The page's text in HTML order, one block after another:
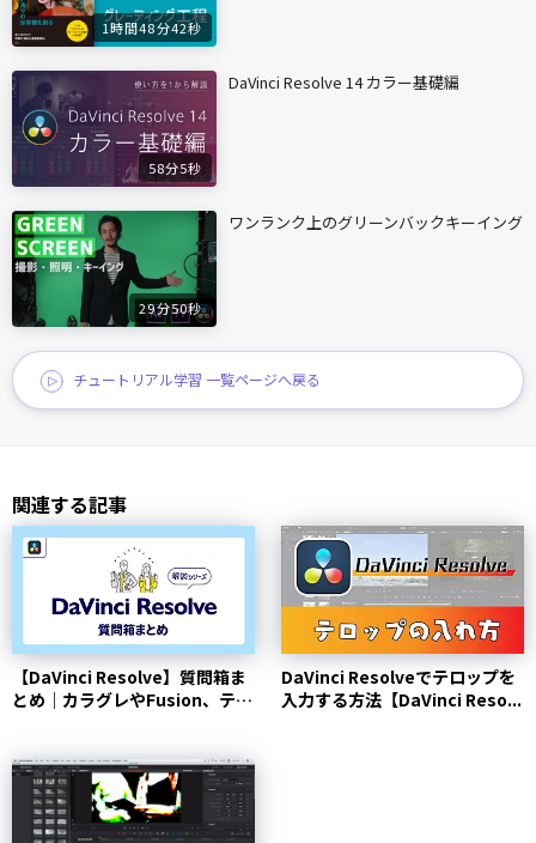
1時間48分42秒
58分5秒
DaVinci Resolve 14 カラー基礎編
29分50秒
ワンランク上のグリーンバックキーイング
チュートリアル学習 一覧ページへ戻る
関連する記事
【DaVinci Resolve】質問箱ま
とめ｜カラグレやFusion、テ
DaVinci Resolveでテロップを
入力する方法【DaVinci Reso...